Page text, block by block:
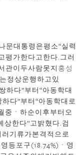
문대통령은평소“실력
평가한다고한다.그러
관이두사람못지 홍성
정상운행하고있
하다”부터“아동학대
다”부터“아동학대로
중ㆍ하순이후부터오
상한다”고밝혔다.검
기류가본격적으로
등포구(18.74%)ㆍ영